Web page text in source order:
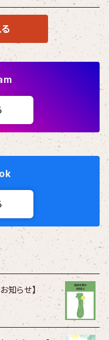
のお知らせ】